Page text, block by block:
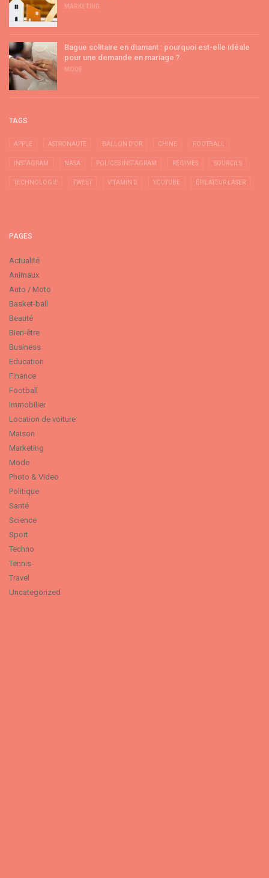
MARKETING
Bague solitaire en diamant : pourquoi est-elle idéale
pour une demande en mariage ?
MODE
TAGS
APPLE ASTRONAUTE BALLON D'OR CHINE FOOTBALL
INSTAGRAM NASA POLICES INSTAGRAM RÉGIMES SOURCILS
TECHNOLOGIE TWEET VITAMIN D YOUTUBE ÉPILATEUR LASER
PAGES
Actualité
Animaux
Auto / Moto
Basket-ball
Beauté
Bien-être
Business
Education
Finance
Football
Immobilier
Location de voiture
Maison
Marketing
Mode
Photo & Video
Politique
Santé
Science
Sport
Techno
Tennis
Travel
Uncategorized